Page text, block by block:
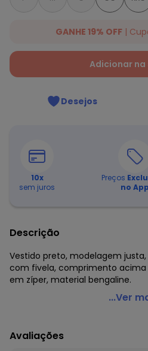
GANHE 19% OFF |
Ganhe 19% OFF Extra em qualquer
QUINTESS19. Válido para toda loja
Adicionar na
Desejos
10x
sem juros
Preços
no App
Descrição
Vestido preto, modelagem
com fivela, comprimento
em zíper, material bengaline.
Quintess - Vestido Preto em
Modelagem: Justa
Decote frente: V
...Ver
Avaliações